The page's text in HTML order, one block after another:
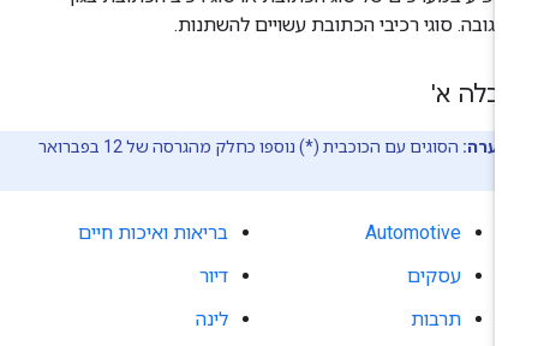
סוגי רכיבי הכתובת עשויים להשתנות.
א'
הערה:
הסוגים עם הכוכבית (*) נוספו כחלק מהגרסה של 12 בפברואר
Automotive
עסקים
תרבות
בריאות ואיכות חיים
דיור
לינה